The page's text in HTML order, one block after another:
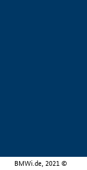
BMWi.de, 2021 ©